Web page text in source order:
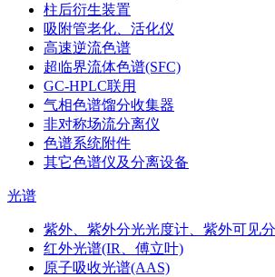
柱后衍生装置
吸附管老化、活化仪
高速逆流色谱
超临界流体色谱(SFC)
GC-HPLC联用
气相色谱馏分收集器
非对称场流分离仪
色谱系统附件
其它色谱仪及分离设备
光谱
紫外、紫外分光光度计、紫外可见
红外光谱(IR、傅立叶)
原子吸收光谱(AAS)